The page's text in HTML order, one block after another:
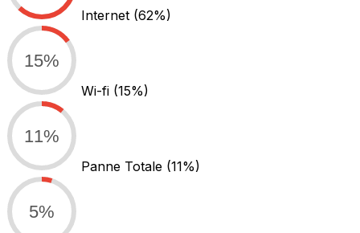
Internet (62%)
15%
Wi-fi (15%)
11%
Panne Totale (11%)
5%